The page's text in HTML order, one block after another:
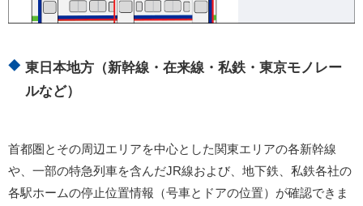
東日本地方（新幹線・在来線・私鉄・東京モノレー
ルなど）
首都圏とその周辺エリアを中心とした関東エリアの各新幹線
や、一部の特急列車を含んだJR線および、地下鉄、私鉄各社の
各駅ホームの停止位置情報（号車とドアの位置）が確認できま